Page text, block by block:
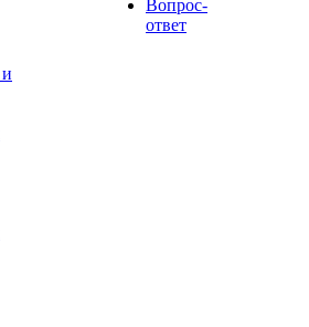
Вопрос-
ответ